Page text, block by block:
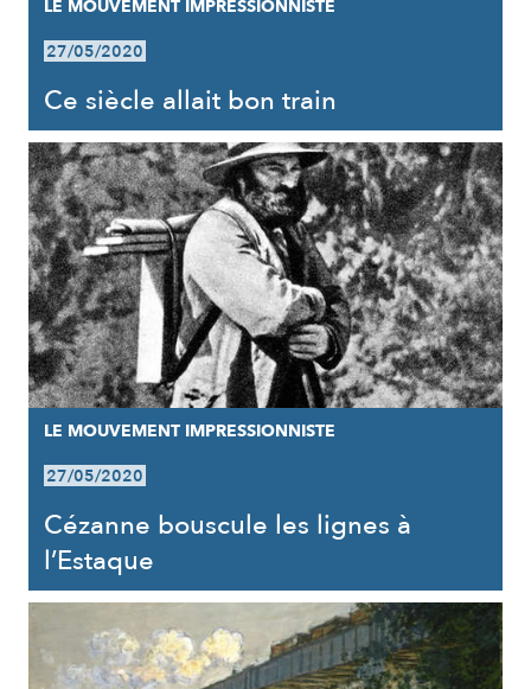
LE MOUVEMENT IMPRESSIONNISTE
27/05/2020
Ce siècle allait bon train
LE MOUVEMENT IMPRESSIONNISTE
27/05/2020
Cézanne bouscule les lignes à
l’Estaque